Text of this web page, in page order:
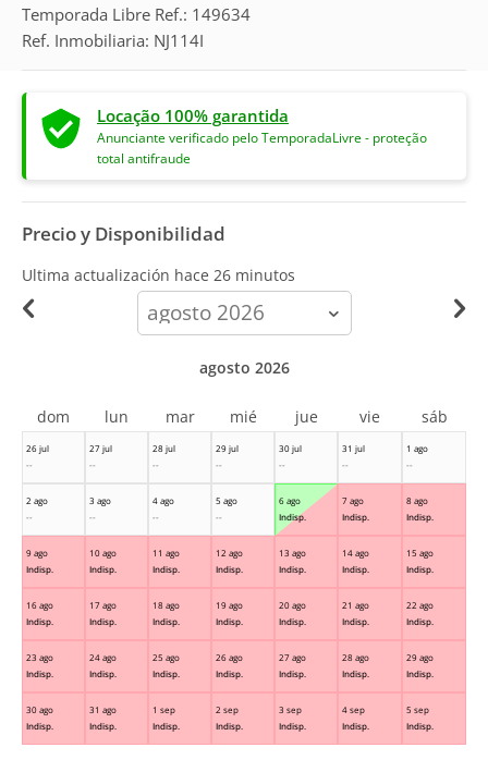
Temporada Libre Ref.: 149634
Ref. Inmobiliaria: NJ114I
Locação 100% garantida
Anunciante verificado pelo TemporadaLivre - proteção
total antifraude
Precio y Disponibilidad
Ultima actualización hace 26 minutos
calendar-
month
26 jul
--
27 jul
--
28 jul
--
29 jul
--
30 jul
--
31 jul
--
1 ago
--
2 ago
--
3 ago
--
4 ago
--
5 ago
--
6 ago
Indisp.
7 ago
Indisp.
8 ago
Indisp.
9 ago
Indisp.
10 ago
Indisp.
11 ago
Indisp.
12 ago
Indisp.
13 ago
Indisp.
14 ago
Indisp.
15 ago
Indisp.
16 ago
Indisp.
17 ago
Indisp.
18 ago
Indisp.
19 ago
Indisp.
20 ago
Indisp.
21 ago
Indisp.
22 ago
Indisp.
23 ago
Indisp.
24 ago
Indisp.
25 ago
Indisp.
26 ago
Indisp.
27 ago
Indisp.
28 ago
Indisp.
29 ago
Indisp.
30 ago
Indisp.
31 ago
Indisp.
1 sep
Indisp.
2 sep
Indisp.
3 sep
Indisp.
4 sep
Indisp.
5 sep
Indisp.
agosto 2026
dom lun mar mié jue vie sáb